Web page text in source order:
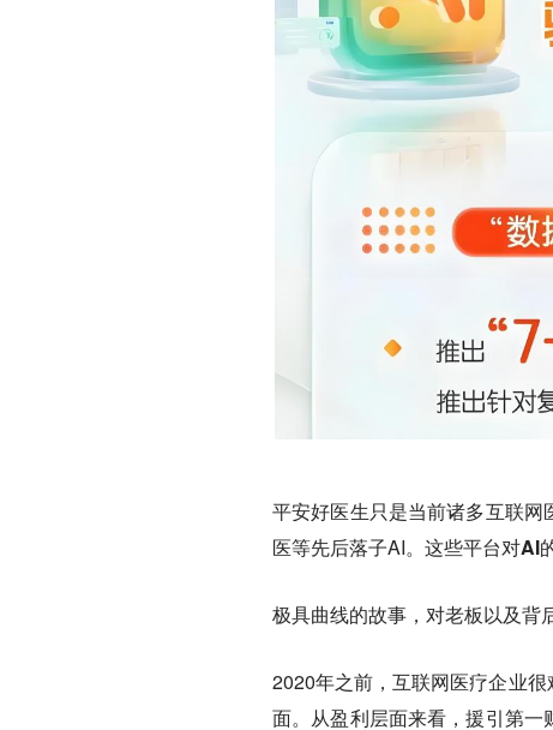
平安好医生只是当前诸多互联
医等先后落子AI。 这些平台对AI
极具曲线的故事，对老板以及背
2020年之前，互联网医疗企业
面。从盈利层面来看，援引第